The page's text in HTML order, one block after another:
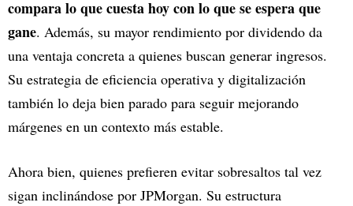
compara lo que cuesta hoy con lo que se espera que
gane. Además, su mayor rendimiento por dividendo da
una ventaja concreta a quienes buscan generar ingresos.
Su estrategia de eficiencia operativa y digitalización
también lo deja bien parado para seguir mejorando
márgenes en un contexto más estable.
Ahora bien, quienes prefieren evitar sobresaltos tal vez
sigan inclinándose por JPMorgan. Su estructura